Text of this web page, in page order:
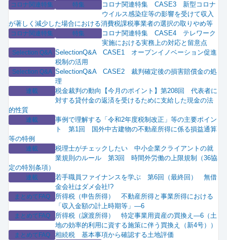
コロナ関連特集 特集
コロナ関連特集 CASE3 新型コロナ
ウイルス感染症等の影響を受けて収入
が著しく減少した場合における消費税課税事業者の選択の取りやめ等
コロナ関連特集 特集
コロナ関連特集 CASE4 テレワーク
実施における実務上の対応と留意点
Selection Q&A SelectionQ&A CASE1 オープンイノベーション促進
税制の活用
Selection Q&A SelectionQ&A CASE2 裁判確定後の損害賠償金の処
理
連載
税金裁判の動向【今月のポイント】第208回 代表者に
対する貸付金の返済を受けるために支給した現金の法
的性質
連載
事例で理解する「令和2年度税制改正」等の主要ポイン
ト 第1回 国外中古建物の不動産所得に係る損益通算
等の特例
連載
税理士がチェックしたい 中小企業クライアントの就
業規則のルール 第3回 時間外労働の上限規制（36協
定の特別条項）
連載
若手職員ファイナンスを学ぶ 第6回（最終回） 無借
金会社はダメ会社!?
まとめてFAQ
所得税（申告所得） 不動産所得と事業所得における
「収入金額の計上時期等」―6
まとめてFAQ
所得税（譲渡所得） 特定事業用資産の買換え―6（土
地の効率的利用に資する施策に伴う買換え（新4号））
まとめてFAQ 相続税 基本事項から確認する土地評価